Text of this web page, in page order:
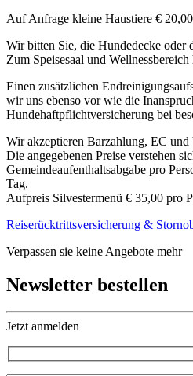
Auf Anfrage kleine Haustiere €
Wir bitten Sie, die Hundedecke oder
Zum Speisesaal und
Einen zusätzlichen
wir uns ebenso vor wie die
Hundehaftpflichtversicherung bei
Wir akzeptieren Barzahlung, EC
Die angegebenen Preise verstehen
Gemeindeaufenthaltsabgabe pro
Tag.
Aufpreis Silvestermenü € 35,00 pro
Reiserücktrittsversicherung &
Verpassen sie keine Angebote mehr
Newsletter bestellen
Jetzt anmelden